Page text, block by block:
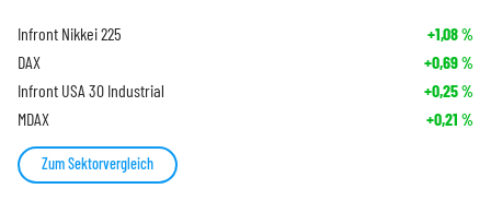
Infront Nikkei 225 +1,08%
DAX +0,69%
Infront USA 30 Industrial +0,25%
MDAX +0,21 %
Zum Sektorvergleich